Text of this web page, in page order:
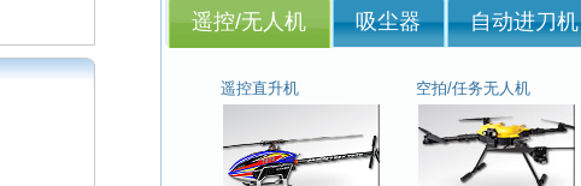
遥控/无人机 吸尘器 自动进刀机
遥控直升机 空拍/任务无人机